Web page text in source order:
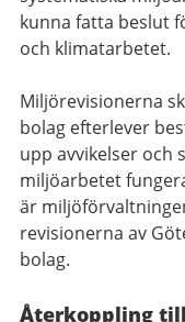
kunna fatta beslut
och klimatarbetet.
Miljörevisionerna
bolag efterlever
upp avvikelser och
miljöarbetet
är
revisionerna av
bolag.
Återkoppling